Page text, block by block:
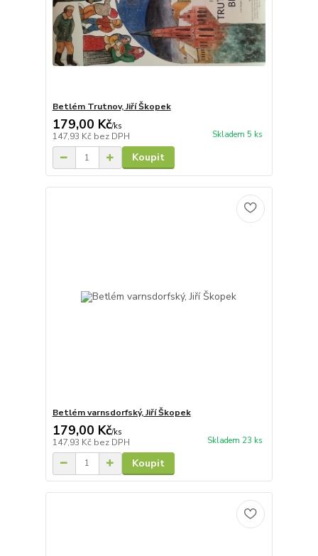
Betlém Trutnov, Jiří Škopek
179,00 Kč/ks
147,93 Kč bez DPH Skladem 5 ks
Koupit
Betlém varnsdorfský, Jiří Škopek
179,00 Kč/ks
147,93 Kč bez DPH Skladem 23 ks
Koupit